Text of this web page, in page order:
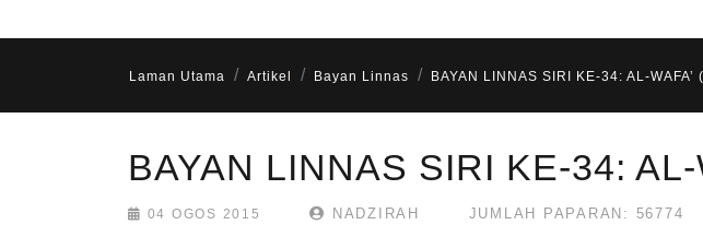
Laman Utama Artikel Bayan Linnas
04 OGOS 2015 NADZIRAH JUMLAH PAPARAN: 56774